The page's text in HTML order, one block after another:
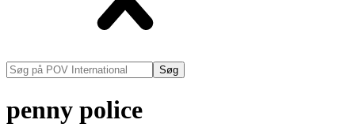
Søg
på
International
penny police